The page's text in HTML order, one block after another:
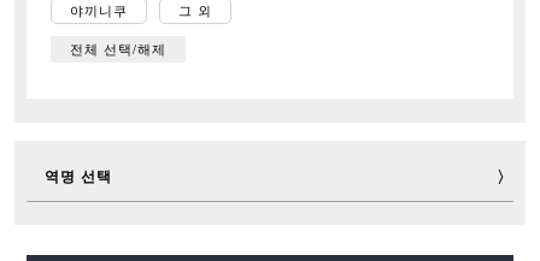
야끼니쿠 그 외
전체 선택/해제
역명 선택